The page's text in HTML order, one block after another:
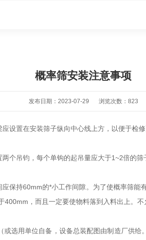
概率筛安装注意事项
发布日期：2023-07-29 浏览次数：823
设置在安装筛子纵向中心线上方，以便于检
个吊钧，每个单钩的起吊量应大于1~2倍的筛
保持60mm的*小工作间隙。为了使概率筛
，而且一定要使物料落到入料出上。不
选用单位自备，设备总装配图由制造厂供